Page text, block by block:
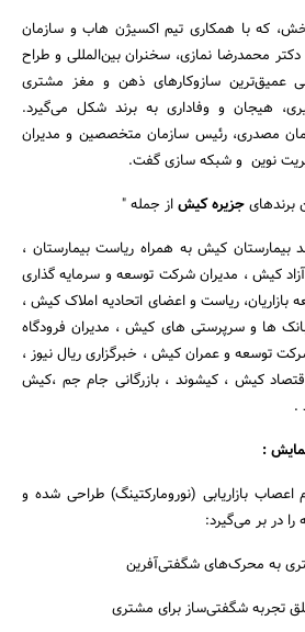
جستجو
که با همکاری تیم اکسیژن هاب و سازمان
محمدرضا نمازی، سخنران بین‌المللی و طراح
عمیق‌ترین سازوکارهای ذهن و مغز مشتری
هیجان و وفاداری به برند شکل می‌گیرد.
مصدری، رئیس سازمان متخصصین و مدیران
نوین و شبکه سازی گفت.
برندهایجزیره کیشاز جمله "
بیمارستان کیش به همراه ریاست بیمارستان ،
کیش ، مدیران شرکت توسعه و سرمایه گذاری
ریاست و اعضای اتحادیه املاک کیش ،
بانک ها و سرپرستی های کیش ، مدیران فرودگاه
توسعه و عمران کیش ، خبرگزاری ریال نیوز ،
کیش ، کیشوند ، بازرگانی جام جم ،کیش
.
:
بازاریابی (نورومارکتینگ) طراحی شده و
در بر می‌گیرد:
به محرک‌های شگفتی‌آفرین
تجربه شگفتی‌ساز برای مشتری